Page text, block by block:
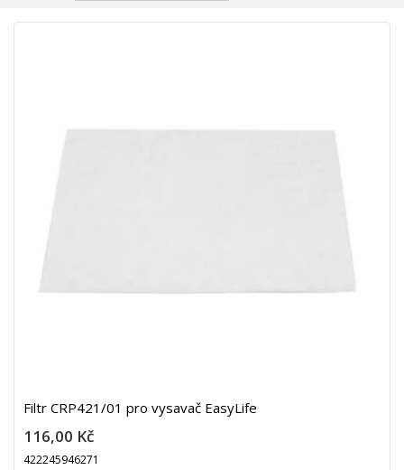
Filtr CRP421/01 pro vysavač EasyLife
116,00 Kč
422245946271